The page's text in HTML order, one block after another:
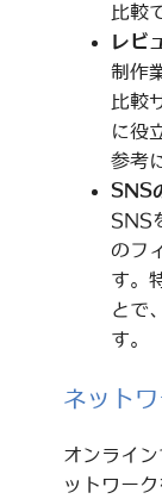
比較
レビ
制作
比較
に役
参考
SNS
SNS
のフ
す。
とで
す。
ネット
オンライ
ットワー